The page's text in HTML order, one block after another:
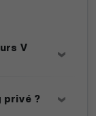
V
privé ?